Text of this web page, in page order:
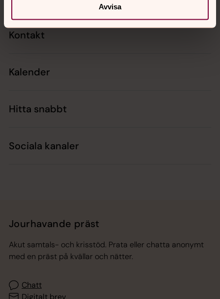
Avvisa
Kontakt
Kalender
Hitta snabbt
Sociala kanaler
Jourhavande präst
Akut samtals- och krisstöd. Prata eller chatta anonymt
med en präst på kvällar och nätter.
Chatt
Digitalt brev